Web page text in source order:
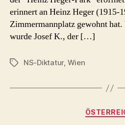
erinnert an Heinz Heger (1915-
Zimmermannplatz gewohnt
wurde Josef K., der […]
Schlagwörter
NS-Diktatur, Wien